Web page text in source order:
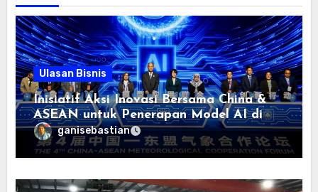
Ulasan Bisnis
Inisiatif Aksi Inovasi Bersama China &
ASEAN untuk Penerapan Model AI di
bidang Meteorologi diluncurkan
ganisebastian